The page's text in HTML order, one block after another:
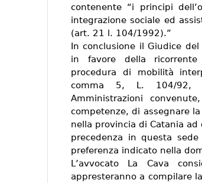
contenente “i principi
integrazione sociale ed
(art. 21 l. 104/1992).”
In conclusione il Giudice
in favore della
procedura di mobilità
comma 5, L. 104/92,
Amministrazioni
competenze, di assegnare
nella provincia di Catania
precedenza in questa
preferenza indicato nella
L’avvocato La Cava
appresteranno a compilare